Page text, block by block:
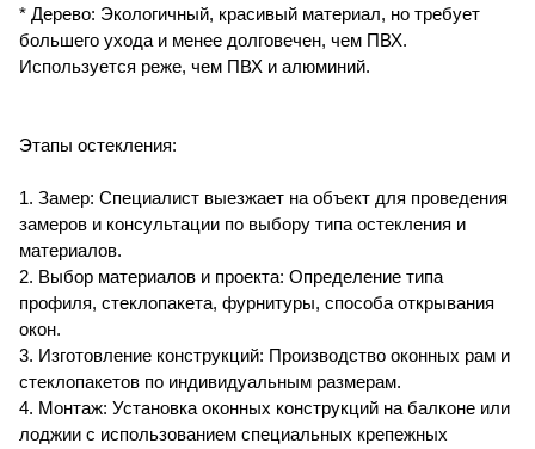
* Дерево: Экологичный, красивый материал, но требует
большего ухода и менее долговечен, чем ПВХ.
Используется реже, чем ПВХ и алюминий.
Этапы остекления:
1. Замер: Специалист выезжает на объект для проведения
замеров и консультации по выбору типа остекления и
материалов.
2. Выбор материалов и проекта: Определение типа
профиля, стеклопакета, фурнитуры, способа открывания
окон.
3. Изготовление конструкций: Производство оконных рам и
стеклопакетов по индивидуальным размерам.
4. Монтаж: Установка оконных конструкций на балконе или
лоджии с использованием специальных крепежных